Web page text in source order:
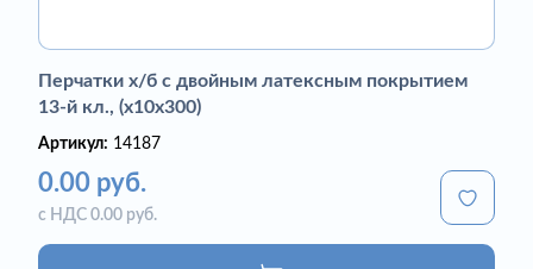
Перчатки х/б с двойным латексным покрытием
13-й кл., (х10х300)
Артикул: 14187
0.00 руб.
с НДС 0.00 руб.